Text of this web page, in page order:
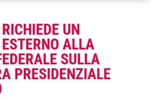
UN
ALLA
SULLA
PRESIDENZIALE